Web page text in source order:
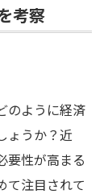
考察
のように経済
ょうか？近
要性が高まる
て注目されて